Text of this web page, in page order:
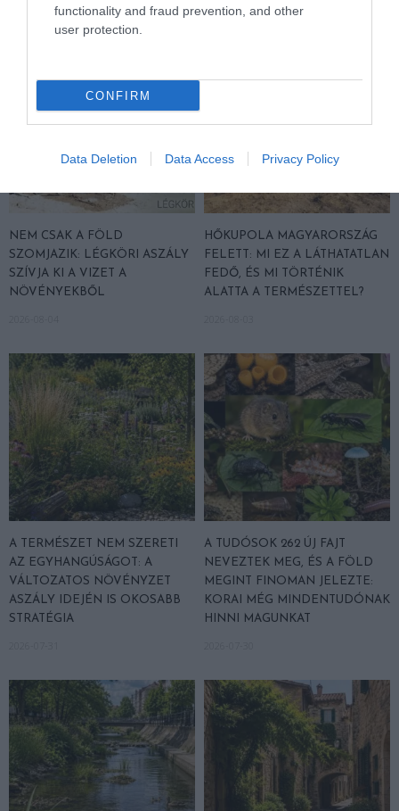
functionality and fraud prevention, and other
user protection.
CONFIRM
Data Deletion Data Access Privacy Policy
2026-08-04 2026-08-04
NEM CSAK A FÖLD
SZOMJAZIK: LÉGKÖRI ASZÁLY
SZÍVJA KI A VIZET A
NÖVÉNYEKBŐL
HŐKUPOLA MAGYARORSZÁG
FELETT: MI EZ A LÁTHATATLAN
FEDŐ, ÉS MI TÖRTÉNIK
ALATTA A TERMÉSZETTEL?
A TERMÉSZET NEM SZERETI
AZ EGYHANGÚSÁGOT: A
VÁLTOZATOS NÖVÉNYZET
ASZÁLY IDEJÉN IS OKOSABB
STRATÉGIA
A TUDÓSOK 262 ÚJ FAJT
NEVEZTEK MEG, ÉS A FÖLD
MEGINT FINOMAN JELEZTE:
KORAI MÉG MINDENTUDÓNAK
HINNI MAGUNKAT